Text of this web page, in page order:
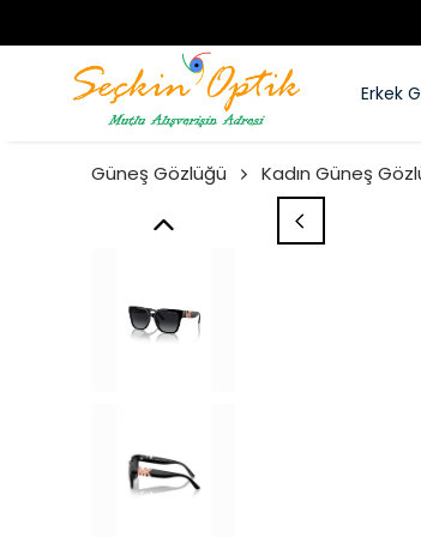
Erkek
Güneş Gözlüğü Kadın Güneş